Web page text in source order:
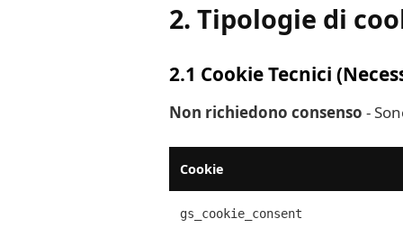
2. Tipologie di
2.1 Cookie Tecnici
Non richiedono consenso -
Cookie
gs_cookie_consent